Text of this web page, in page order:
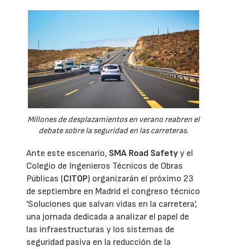
Millones de desplazamientos en verano reabren el
debate sobre la seguridad en las carreteras.
Ante este escenario, SMA Road Safetyy el
Colegio de Ingenieros Técnicos de Obras
Públicas (CITOP) organizarán el próximo 23
de septiembre en Madrid el congreso técnico
'Soluciones que salvan vidas en la carretera',
una jornada dedicada a analizar el papel de
las infraestructuras y los sistemas de
seguridad pasiva en la reducción de la